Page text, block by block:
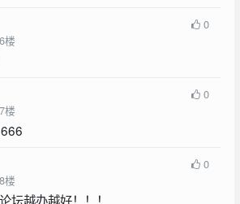
楼
0
楼
0
楼
0
坛越办越好！！！